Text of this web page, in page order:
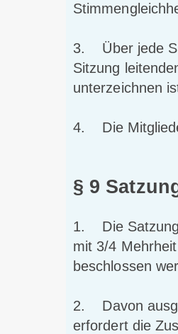
3. Über jede
Sitzung
unterzeichnen
4. Die
§ 9
1. Die
mit 3/4
beschlossen
2. Davon
erfordert die